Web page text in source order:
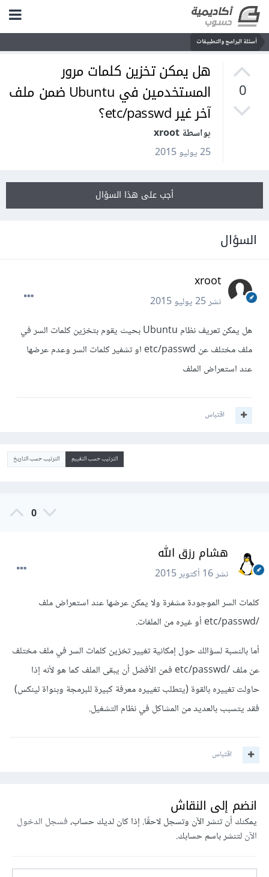
أسئلة البرامج والتطبيقات
0
هل يمكن تخزين كلمات مرور
المستخدمين في Ubuntu ضمن ملف
آخر غير etc/passwd؟
بواسطة xroot
25 يوليو 2015
أجب على هذا السؤال
السؤال
xroot
نشر25 يوليو 2015
هل يمكن تعريف نظام Ubuntu بحيث يقوم بتخزين كلمات السر في
ملف مختلف عن etc/passwd او تشفير كلمات السر وعدم عرضها
عند استعراض الملف
اقتباس
الترتيب حسب التقييم الترتيب حسب التاريخ
0
هشام رزق الله
نشر16 أكتوبر 2015
كلمات السر الموجودة مشفرة ولا يمكن عرضها عند استعراض ملف
/etc/passwd أو غيره من الملفات.
أما بالنسبة لسؤالك حول إمكانية تغيير تخزين كلمات السر في ملف مختلف
عن ملف /etc/passwd فمن الأفضل أن يبقى الملف كما هو لأنه إذا
حاولت تغييره بالقوة (يتطلب تغييره معرفة كبيرة للبرمجة وبنواة لينكس)
فقد يتسبب بالعديد من المشاكل في نظام التشغيل.
اقتباس
انضم إلى النقاش
يمكنك أن تنشر الآن وتسجل لاحقًا. إذا كان لديك حساب،فسجل الدخول
الآنلتنشر باسم حسابك.